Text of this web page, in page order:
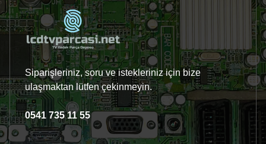
Siparişleriniz, soru ve istekleriniz için bize
ulaşmaktan lütfen çekinmeyin.
0541 735 11 55